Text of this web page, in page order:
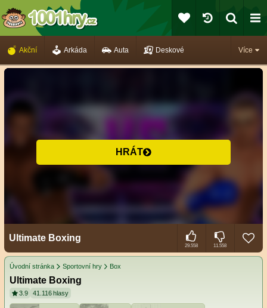
Více
Akční Arkáda Auta Deskové
HRÁT
Ultimate Boxing
29.558 11.558
Úvodní stránka Sportovní hry Box
Ultimate Boxing
3.9 41.116 hlasy